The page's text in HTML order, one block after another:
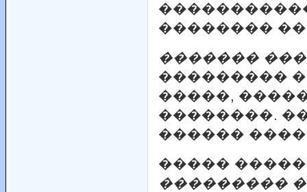
��������
�������
���������
�����,
��������.
������
�����
���������